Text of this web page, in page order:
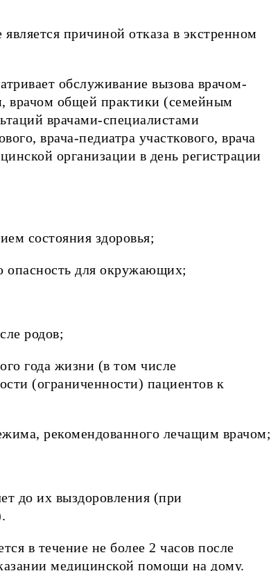
причиной отказа в экстренном
обслуживание вызова врачом-
врачом общей практики (семейным
врачами-специалистами
врача-педиатра участкового, врача
организации в день регистрации
состояния здоровья;
опасность для окружающих;
родов;
года жизни (в том числе
(ограниченности) пациентов к
рекомендованного лечащим врачом;
до их выздоровления (при
в течение не более 2 часов после
медицинской помощи на дому.